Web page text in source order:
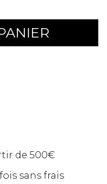
de 500€
sans frais